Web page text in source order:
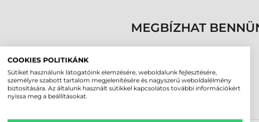
MEGBÍZHAT
COOKIES POLITIKÁNK
Sütiket használunk látogatóink elemzésére, weboldalunk fejlesztésére,
személyre szabott tartalom megjelenítésére és nagyszerű weboldalélmény
biztosítására. Az általunk használt sütikkel kapcsolatos további információkért
nyissa meg a beállításokat.